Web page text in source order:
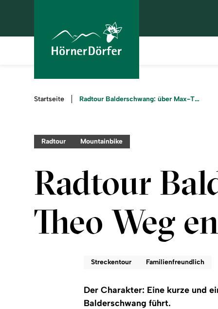
Sie
Startseite Radtour Balderschwang: über Max-Theo Weg entlang der Bolgenach
Radtour Mountainbike
Radtour
Theo Weg
Streckentour Familienfreundlich
Der Charakter: Eine kurze und
Balderschwang führt.